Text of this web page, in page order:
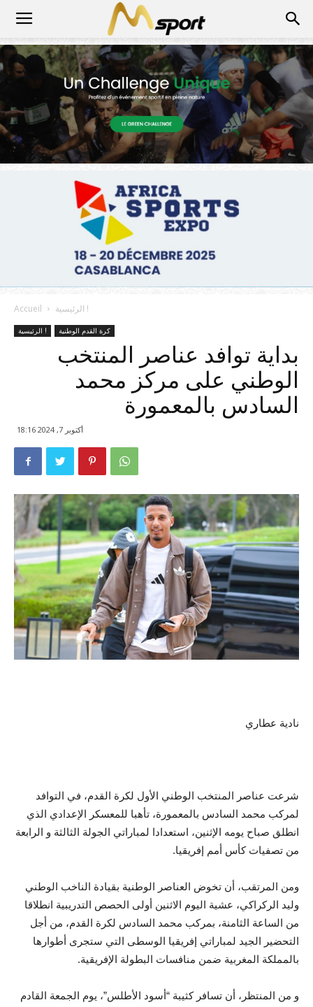
Accueil الرئيسية !
الرئيسية ! كرة القدم الوطنية
بداية توافد عناصر المنتخب
الوطني على مركز محمد
السادس بالمعمورة
أكتوبر 7, 2024 18:16
نادية عطاري
شرعت عناصر المنتخب الوطني الأول لكرة القدم، في التوافد
لمركب محمد السادس بالمعمورة، تأهبا للمعسكر الإعدادي الذي
انطلق صباح يومه الإثنين، استعدادا لمباراتي الجولة الثالثة و الرابعة
من تصفيات كأس أمم إفريقيا.
ومن المرتقب، أن تخوض العناصر الوطنية بقيادة الناخب الوطني
وليد الركراكي، عشية اليوم الاثنين أولى الحصص التدريبية انطلاقا
من الساعة الثامنة، بمركب محمد السادس لكرة القدم، من أجل
التحضير الجيد لمباراتي إفريقيا الوسطى التي ستجرى أطوارها
بالمملكة المغربية ضمن منافسات البطولة الإفريقية.
و من المنتظر، أن تسافر كثيبة “أسود الأطلس”، يوم الجمعة القادم